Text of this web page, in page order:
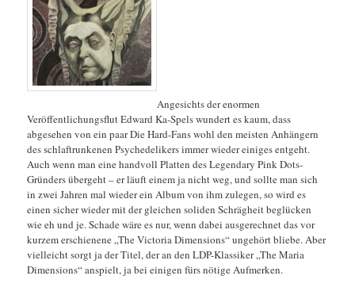
Angesichts der enormen
Veröffentlichungsflut Edward Ka-Spels wundert es kaum, dass
abgesehen von ein paar Die Hard-Fans wohl den meisten Anhängern
des schlaftrunkenen Psychedelikers immer wieder einiges entgeht.
Auch wenn man eine handvoll Platten des Legendary Pink Dots-
Gründers übergeht – er läuft einem ja nicht weg, und sollte man sich
in zwei Jahren mal wieder ein Album von ihm zulegen, so wird es
einen sicher wieder mit der gleichen soliden Schrägheit beglücken
wie eh und je. Schade wäre es nur, wenn dabei ausgerechnet das vor
kurzem erschienene„The Victoria Dimensions“ ungehört bliebe. Aber
vielleicht sorgt ja der Titel, der an den LDP-Klassiker „The Maria
Dimensions“ anspielt, ja bei einigen fürs nötige Aufmerken.